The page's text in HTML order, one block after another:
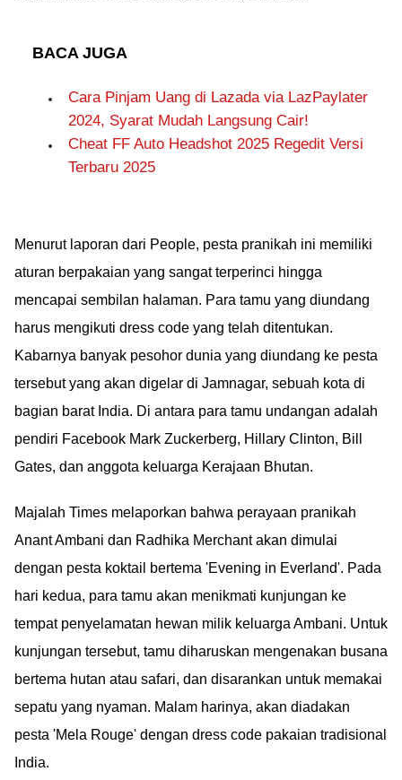
BACA JUGA
Cara Pinjam Uang di Lazada via LazPaylater
2024, Syarat Mudah Langsung Cair!
Cheat FF Auto Headshot 2025 Regedit Versi
Terbaru 2025
Menurut laporan dari People, pesta pranikah ini memiliki
aturan berpakaian yang sangat terperinci hingga
mencapai sembilan halaman. Para tamu yang diundang
harus mengikuti dress code yang telah ditentukan.
Kabarnya banyak pesohor dunia yang diundang ke pesta
tersebut yang akan digelar di Jamnagar, sebuah kota di
bagian barat India. Di antara para tamu undangan adalah
pendiri Facebook Mark Zuckerberg, Hillary Clinton, Bill
Gates, dan anggota keluarga Kerajaan Bhutan.
Majalah Times melaporkan bahwa perayaan pranikah
Anant Ambani dan Radhika Merchant akan dimulai
dengan pesta koktail bertema 'Evening in Everland'. Pada
hari kedua, para tamu akan menikmati kunjungan ke
tempat penyelamatan hewan milik keluarga Ambani. Untuk
kunjungan tersebut, tamu diharuskan mengenakan busana
bertema hutan atau safari, dan disarankan untuk memakai
sepatu yang nyaman. Malam harinya, akan diadakan
pesta 'Mela Rouge' dengan dress code pakaian tradisional
India.